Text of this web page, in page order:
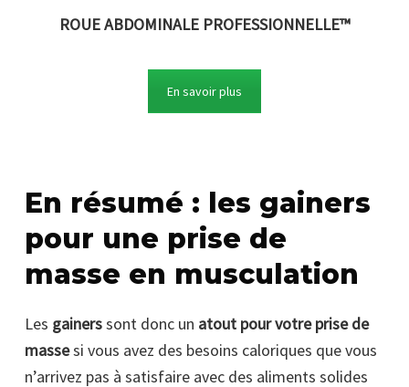
ROUE ABDOMINALE PROFESSIONNELLE™
En savoir plus
En résumé : les gainers
pour une prise de
masse en musculation
Les gainerssont donc un atout pour votre prise de
massesi vous avez des besoins caloriques que vous
n’arrivez pas à satisfaire avec des aliments solides